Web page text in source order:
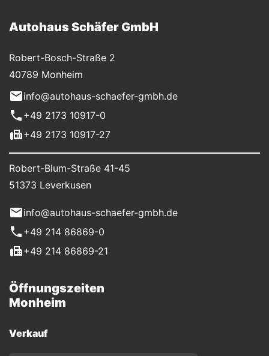
Autohaus Schäfer GmbH
Robert-Bosch-Straße 2
40789 Monheim
info@autohaus-schaefer-gmbh.de
+49 2173 10917-0
+49 2173 10917-27
Robert-Blum-Straße 41-45
51373 Leverkusen
info@autohaus-schaefer-gmbh.de
+49 214 86869-0
+49 214 86869-21
Öffnungszeiten
Monheim
Verkauf